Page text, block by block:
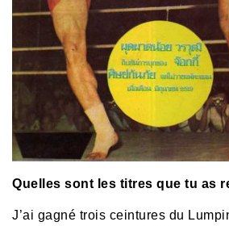
Quelles sont les titres que tu as
J’ai gagné trois ceintures du